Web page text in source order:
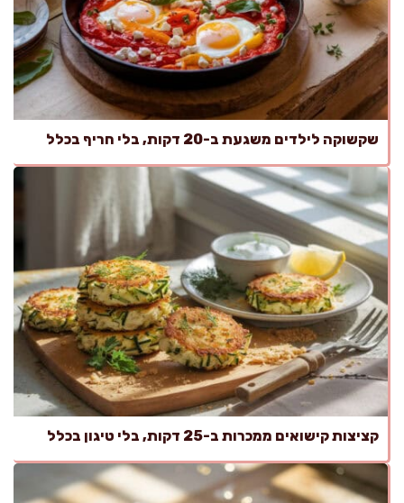
שקשוקה לילדים משגעת ב-20 דקות, בלי חריף בכלל
קציצות קישואים ממכרות ב-25 דקות, בלי טיגון בכלל